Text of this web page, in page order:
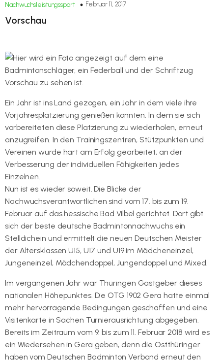
Nachwuchsleistungssport Februar 11, 2017
Vorschau
Ein Jahr ist ins Land gezogen, ein Jahr in dem viele ihre
Vorjahresplatzierung genießen konnten. In dem sie sich
vorbereiteten diese Platzierung zu wiederholen, erneut
anzugreifen. In den Trainingszentren, Stützpunkten und
Vereinen wurde hart am Erfolg gearbeitet, an der
Verbesserung der individuellen Fähigkeiten jedes
Einzelnen.
Nun ist es wieder soweit. Die Blicke der
Nachwuchsverantwortlichen sind vom 17. bis zum 19.
Februar auf das hessische Bad Vilbel gerichtet. Dort gibt
sich der beste deutsche Badmintonnachwuchs ein
Stelldichein und ermittelt die neuen Deutschen Meister
der Altersklassen U15, U17 und U19 im Mädcheneinzel,
Jungeneinzel, Mädchendoppel, Jungendoppel und Mixed.
Im vergangenen Jahr war Thüringen Gastgeber dieses
nationalen Höhepunktes. Die OTG 1902 Gera hatte einmal
mehr hervorragende Bedingungen geschaffen und eine
Visitenkarte in Sachen Turnierausrichtung abgegeben.
Bereits im Zeitraum vom 9. bis zum 11. Februar 2018 wird es
ein Wiedersehen in Gera geben, denn die Ostthüringer
haben vom Deutschen Badminton Verband erneut den